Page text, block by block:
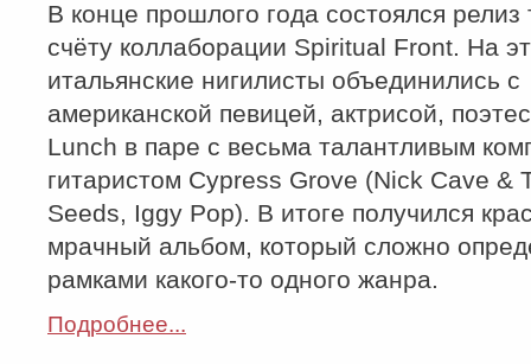
В конце прошлого года состоялся релиз
счёту коллаборации Spiritual Front. На
итальянские нигилисты объединились с
американской певицей, актрисой,
Lunch в паре с весьма талантливым
гитаристом Cypress Grove (Nick Cave &
Seeds, Iggy Pop). В итоге получился
мрачный альбом, который сложно
рамками какого-то одного жанра.
Подробнее...